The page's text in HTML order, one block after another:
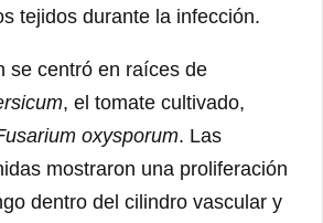
tejidos durante la infección.
se centró en raíces de
, el tomate cultivado,
oxysporum. Las
mostraron una proliferación
dentro del cilindro vascular y